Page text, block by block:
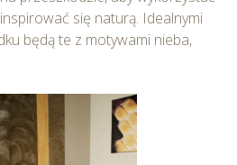
się naturą. Idealnymi
będą te z motywami nieba,